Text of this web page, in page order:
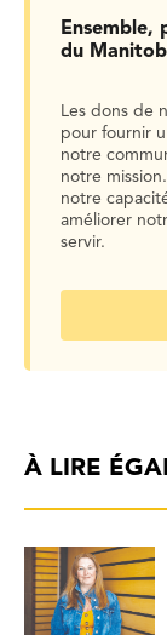
Ensemble,
du
Les dons de
pour fournir
notre
notre
notre
améliorer
servir.
À LIRE